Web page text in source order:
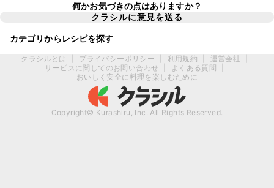
何かお気づきの点はありますか？
クラシルに意見を送る
カテゴリからレシピを探す
クラシルとは プライバシーポリシー 利用規約 運営会社
サービスに関してのお問い合わせ
よくある質問
おいしく安全に料理を楽しむために
Copyright© Kurashiru, Inc. All Rights Reserved.